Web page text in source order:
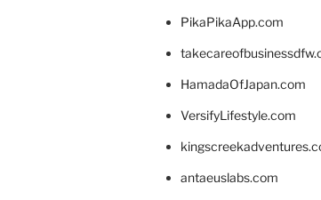
PikaPikaApp.com
HamadaOfJapan.com
VersifyLifestyle.com
antaeuslabs.com